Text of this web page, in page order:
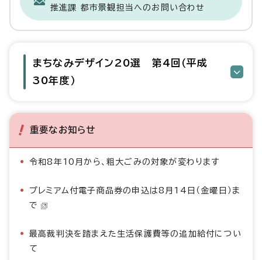
推進課 都市景観担当へのお問い合わせ
まちなみデザイン20選 第4回（平成
30年度）
重要なお知らせ
令和8年10月から、粗大ごみの対象が変わります
プレミアム付電子商品券の申込は8月14日（金曜日）ま
で
最高裁判決を踏まえた生活保護費等の追加給付につい
て